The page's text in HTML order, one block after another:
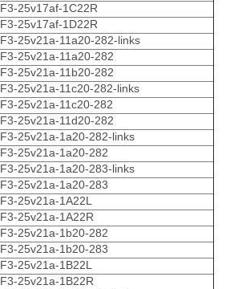
F3-25v17af-1C22R
F3-25v17af-1D22R
F3-25v21a-11a20-282-links
F3-25v21a-11a20-282
F3-25v21a-11b20-282
F3-25v21a-11c20-282-links
F3-25v21a-11c20-282
F3-25v21a-11d20-282
F3-25v21a-1a20-282-links
F3-25v21a-1a20-282
F3-25v21a-1a20-283-links
F3-25v21a-1a20-283
F3-25v21a-1A22L
F3-25v21a-1A22R
F3-25v21a-1b20-282
F3-25v21a-1b20-283
F3-25v21a-1B22L
F3-25v21a-1B22R